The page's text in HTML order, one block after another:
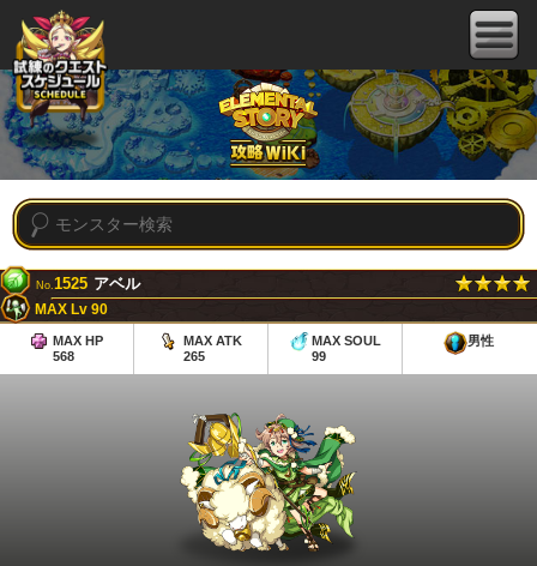
No.1525 アベル
MAX Lv 90
MAX HP
568
MAX ATK
265
MAX SOUL
99
男性